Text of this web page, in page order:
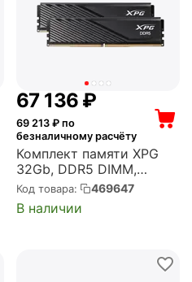
67 136 ₽
69 213₽ по
безналичному расчёту
Комплект памяти XPG
32Gb, DDR5 DIMM,
6000MHz, Lancer Blade
Black 2 модуля, 48000
Мб/с, CL30, 1.35 В, EXPO,
Код товара: 469647
В наличии